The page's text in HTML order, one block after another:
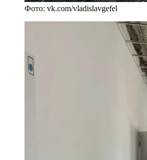
Фото: vk.com/vladislavgefel